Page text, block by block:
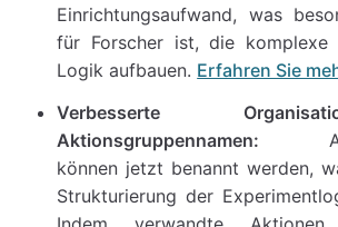
Einrichtungsaufwand, was
für Forscher ist, die komplexe
Logik aufbauen. Erfahren Sie
Verbesserte
Aktionsgruppennamen:
können jetzt benannt werden,
Strukturierung der